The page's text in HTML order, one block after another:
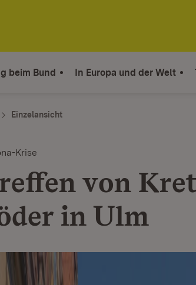
beim Bund In Europa und der Welt
Einzelansicht
Krise
von
in Ulm